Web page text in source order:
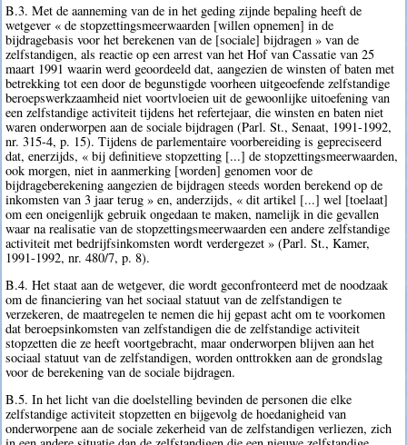
B.3. Met de aanneming van de in het geding zijnde bepaling heeft de
wetgever « de stopzettingsmeerwaarden [willen opnemen] in de
bijdragebasis voor het berekenen van de [sociale] bijdragen » van de
zelfstandigen, als reactie op een arrest van het Hof van Cassatie van 25
maart 1991 waarin werd geoordeeld dat, aangezien de winsten of baten met
betrekking tot een door de begunstigde voorheen uitgeoefende zelfstandige
beroepswerkzaamheid niet voortvloeien uit de gewoonlijke uitoefening van
een zelfstandige activiteit tijdens het refertejaar, die winsten en baten niet
waren onderworpen aan de sociale bijdragen (Parl. St., Senaat, 1991-1992,
nr. 315-4, p. 15). Tijdens de parlementaire voorbereiding is gepreciseerd
dat, enerzijds, « bij definitieve stopzetting [...] de stopzettingsmeerwaarden,
ook morgen, niet in aanmerking [worden] genomen voor de
bijdrageberekening aangezien de bijdragen steeds worden berekend op de
inkomsten van 3 jaar terug » en, anderzijds, « dit artikel [...] wel [toelaat]
om een oneigenlijk gebruik ongedaan te maken, namelijk in die gevallen
waar na realisatie van de stopzettingsmeerwaarden een andere zelfstandige
activiteit met bedrijfsinkomsten wordt verdergezet » (Parl. St., Kamer,
1991-1992, nr. 480/7, p. 8).
B.4. Het staat aan de wetgever, die wordt geconfronteerd met de noodzaak
om de financiering van het sociaal statuut van de zelfstandigen te
verzekeren, de maatregelen te nemen die hij gepast acht om te voorkomen
dat beroepsinkomsten van zelfstandigen die de zelfstandige activiteit
stopzetten die ze heeft voortgebracht, maar onderworpen blijven aan het
sociaal statuut van de zelfstandigen, worden onttrokken aan de grondslag
voor de berekening van de sociale bijdragen.
B.5. In het licht van die doelstelling bevinden de personen die elke
zelfstandige activiteit stopzetten en bijgevolg de hoedanigheid van
onderworpene aan de sociale zekerheid van de zelfstandigen verliezen, zich